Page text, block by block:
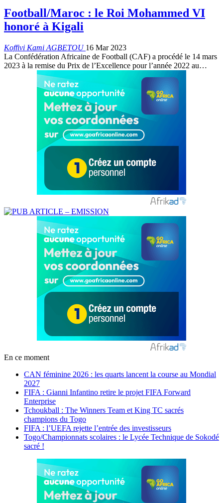
Football/Maroc : le Roi Mohammed VI
honoré à Kigali
Koffivi Kami AGBETOU 16 Mar 2023
La Confédération Africaine de Football (CAF) a procédé le 14 mars
2023 à la remise du Prix de l’Excellence pour l’année 2022 au…
En ce moment
CAN féminine 2026 : les quarts lancent la course au Mondial
2027
FIFA : Gianni Infantino retire le projet FIFA Forward
Enterprise
Tchoukball : The Winners Team et King TC sacrés
champions du Togo
FIFA : l’UEFA rejette l’entrée des investisseurs
Togo/Championnats scolaires : le Lycée Technique de Sokodé
sacré !